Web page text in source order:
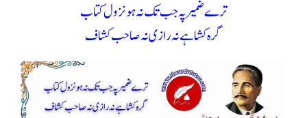
ترے ضمیرپہ جب تک نہ ہو نزول کتاب
گرہ کشاہے نہ رازی نہ صاحب کشاف